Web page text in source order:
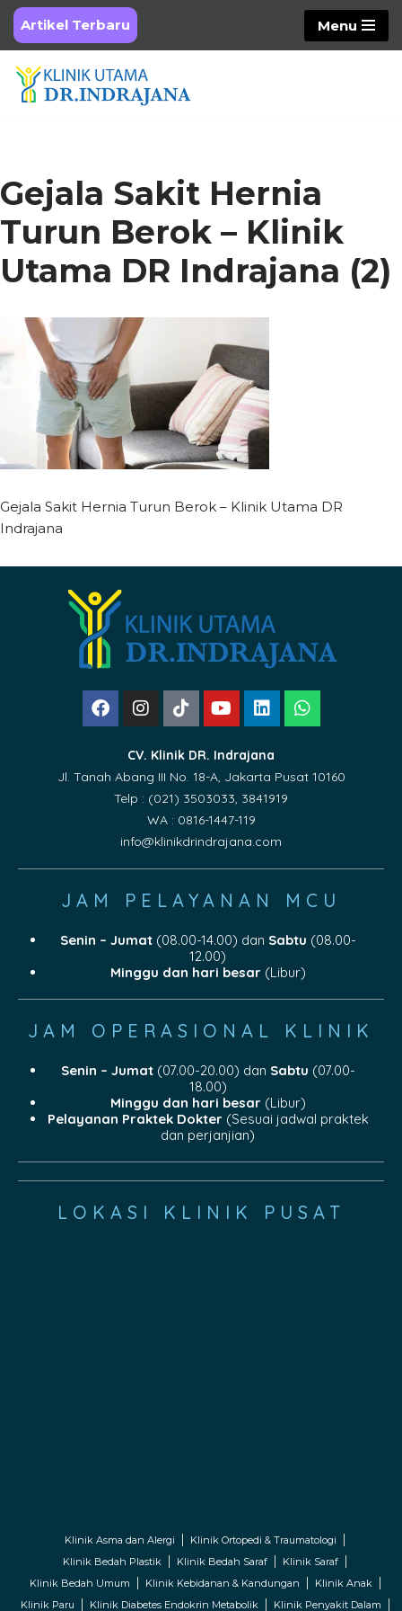
Skip
to
content
Artikel Terbaru Menu
Gejala Sakit Hernia
Turun Berok – Klinik
Utama DR Indrajana (2)
Gejala Sakit Hernia Turun Berok – Klinik Utama DR
Indrajana
CV. Klinik DR. Indrajana
Jl. Tanah Abang III No. 18-A, Jakarta Pusat 10160
Telp : (021) 3503033, 3841919
WA : 0816-1447-119
info@klinikdrindrajana.com
JAM PELAYANAN MCU
Senin – Jumat(08.00-14.00) dan Sabtu (08.00-
12.00)
Minggu dan hari besar(Libur)
JAM OPERASIONAL KLINIK
Senin – Jumat(07.00-20.00) dan Sabtu (07.00-
18.00)
Minggu dan hari besar(Libur)
Pelayanan Praktek Dokter(Sesuai jadwal praktek
dan perjanjian)
LOKASI KLINIK PUSAT
Klinik Asma dan Alergi
Klinik Ortopedi & Traumatologi
Klinik Bedah Plastik
Klinik Bedah Saraf
Klinik Saraf
Klinik Bedah Umum
Klinik Kebidanan & Kandungan
Klinik Anak
Klinik Paru
Klinik Diabetes Endokrin Metabolik Klinik Penyakit Dalam